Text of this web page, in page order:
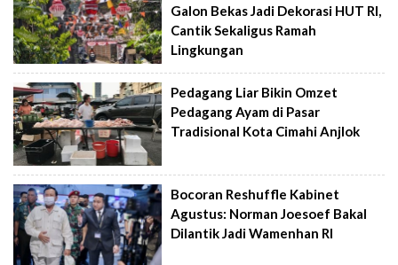
Galon Bekas Jadi Dekorasi HUT RI,
Cantik Sekaligus Ramah
Lingkungan
Pedagang Liar Bikin Omzet
Pedagang Ayam di Pasar
Tradisional Kota Cimahi Anjlok
Bocoran Reshuffle Kabinet
Agustus: Norman Joesoef Bakal
Dilantik Jadi Wamenhan RI